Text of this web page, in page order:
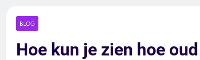
BLOG
Hoe kun je zien hoe